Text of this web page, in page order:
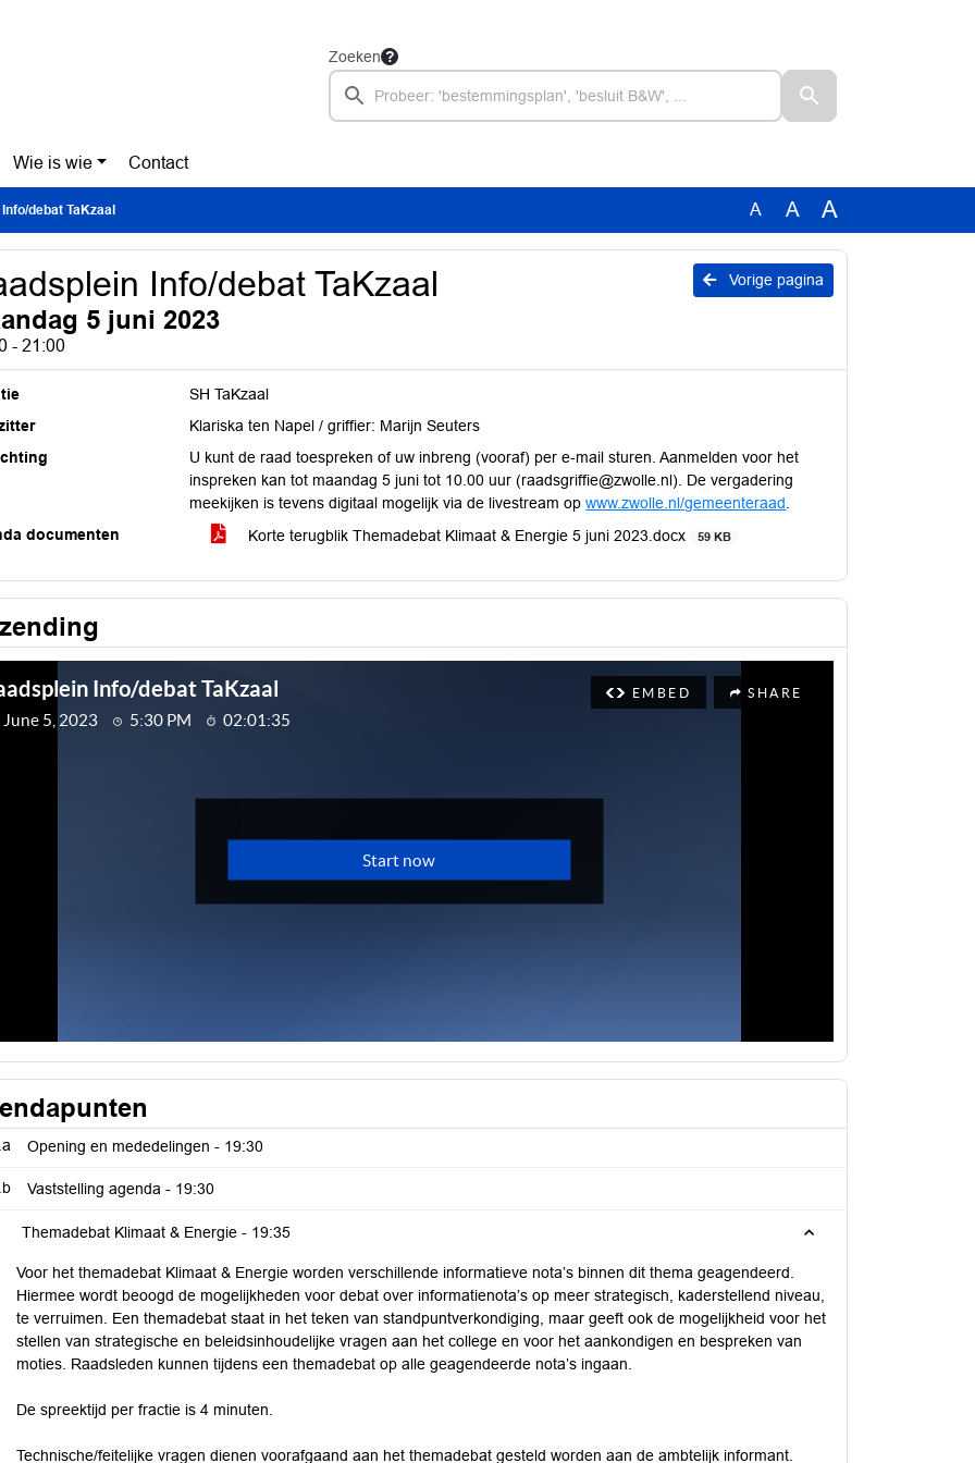
Zoeken
Wie is wie Contact
debat TaKzaal A A A
Vorige pagina
Info/debat TaKzaal
5 juni 2023
- 21:00
SH TaKzaal
Klariska ten Napel / griffier: Marijn Seuters
U kunt de raad toespreken of uw inbreng (vooraf) per e-mail sturen. Aanmelden voor het
inspreken kan tot maandag 5 juni tot 10.00 uur (raadsgriffie@zwolle.nl). De vergadering
meekijken is tevens digitaal mogelijk via de livestream opwww.zwolle.nl/gemeenteraad
documenten
Korte terugblik Themadebat Klimaat & Energie 5 juni 2023.docx 59 KB
Opening en mededelingen - 19:30
Vaststelling agenda - 19:30
Themadebat Klimaat & Energie - 19:35
Voor het themadebat Klimaat & Energie worden verschillende informatieve nota’s binnen dit thema geagendeerd.
Hiermee wordt beoogd de mogelijkheden voor debat over informatienota’s op meer strategisch, kaderstellend niveau,
te verruimen. Een themadebat staat in het teken van standpuntverkondiging, maar geeft ook de mogelijkheid voor het
stellen van strategische en beleidsinhoudelijke vragen aan het college en voor het aankondigen en bespreken van
moties. Raadsleden kunnen tijdens een themadebat op alle geagendeerde nota’s ingaan.
De spreektijd per fractie is 4 minuten.
Technische/feitelijke vragen dienen voorafgaand aan het themadebat gesteld worden aan de ambtelijk informant.